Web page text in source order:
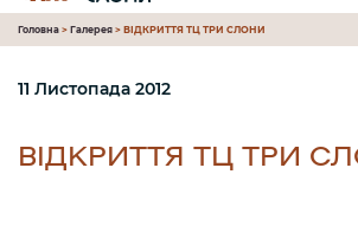
Головна > Галерея > ВІДКРИТТЯ ТЦ ТРИ СЛОНИ
ВІДКРИТТЯ ТЦ ТРИ
11 Листопада 2012